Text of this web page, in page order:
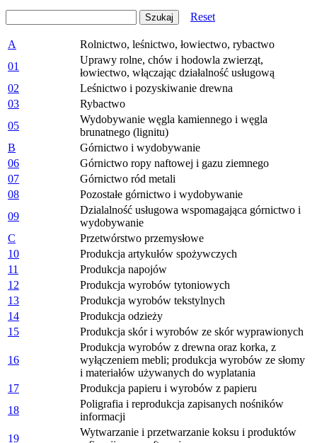
Reset
A
Rolnictwo, leśnictwo, łowiectwo, rybactwo
01
Uprawy rolne, chów i hodowla zwierząt,
łowiectwo, włączając działalność usługową
02
Leśnictwo i pozyskiwanie drewna
03
Rybactwo
05
Wydobywanie węgla kamiennego i węgla
brunatnego (lignitu)
B
Górnictwo i wydobywanie
06
Górnictwo ropy naftowej i gazu ziemnego
07
Górnictwo ród metali
08
Pozostałe górnictwo i wydobywanie
09
Dzialalność usługowa wspomagająca górnictwo i
wydobywanie
C
Przetwórstwo przemysłowe
10
Produkcja artykułów spożywczych
11
Produkcja napojów
12
Produkcja wyrobów tytoniowych
13
Produkcja wyrobów tekstylnych
14
Produkcja odzieży
15
Produkcja skór i wyrobów ze skór wyprawionych
16
Produkcja wyrobów z drewna oraz korka, z
wyłączeniem mebli; produkcja wyrobów ze słomy
i materiałów używanych do wyplatania
17
Produkcja papieru i wyrobów z papieru
18
Poligrafia i reprodukcja zapisanych nośników
informacji
19
Wytwarzanie i przetwarzanie koksu i produktów